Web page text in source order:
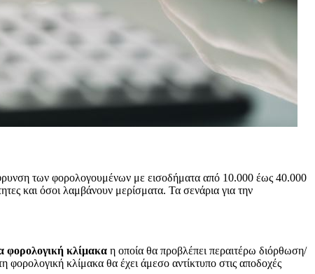
των φορολογουμένων με εισοδήματα από 10.000 έως 40.000
και όσοι λαμβάνουν μερίσματα. Τα σενάρια για την
φορολογική κλίμακα η οποία θα προβλέπει περαιτέρω διόρθωση/
φορολογική κλίμακα θα έχει άμεσο αντίκτυπο στις αποδοχές